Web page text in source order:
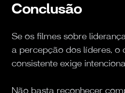
Conclusão
Se os filmes sobre
a percepção dos líderes, o
consistente exige
Não basta reconhecer